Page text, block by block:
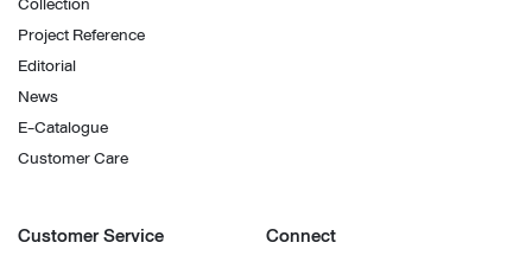
Project Reference
Editorial
News
E-Catalogue
Customer Care
Customer Service Connect